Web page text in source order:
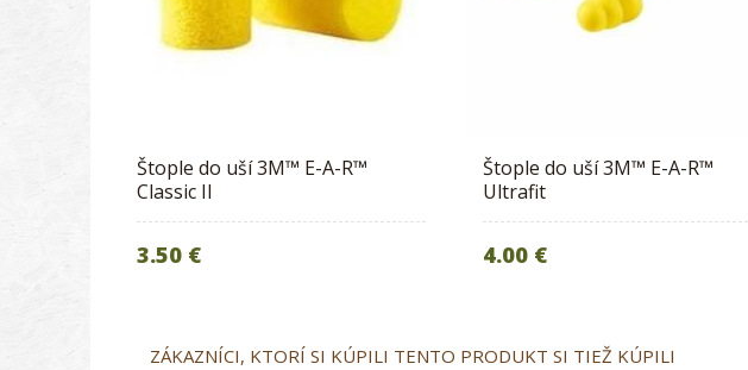
Štople do uší 3M™ E-A-R™
Classic II
3.50 €
Štople do uší 3M™ E-A-R™
Ultrafit
4.00 €
ZÁKAZNÍCI, KTORÍ SI KÚPILI TENTO PRODUKT SI TIEŽ KÚPILI